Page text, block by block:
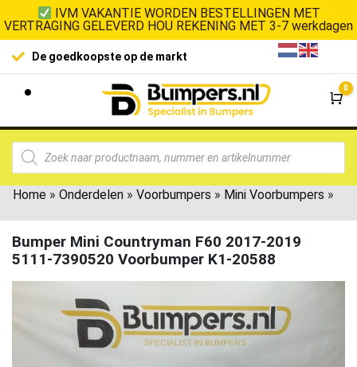
IVM VAKANTIE WORDEN BESTELLINGEN MET
VERTRAGING GELEVERD HOU REKENING MET 3-7 werkdagen
De goedkoopste op de markt
0
Home » Onderdelen » Voorbumpers » Mini Voorbumpers »
Bumper Mini Countryman F60 2017-2019
5111-7390520 Voorbumper K1-20588